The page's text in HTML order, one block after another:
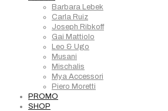
Barbara Lebek
Carla Ruiz
Joseph Ribkoff
Gai Mattiolo
Leo & Ugo
Musani
Mischalis
Mya Accessori
Piero Moretti
PROMO
SHOP